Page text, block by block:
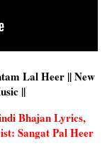
Lal Heer || New
||
Bhajan Lyrics,
Sangat Pal Heer